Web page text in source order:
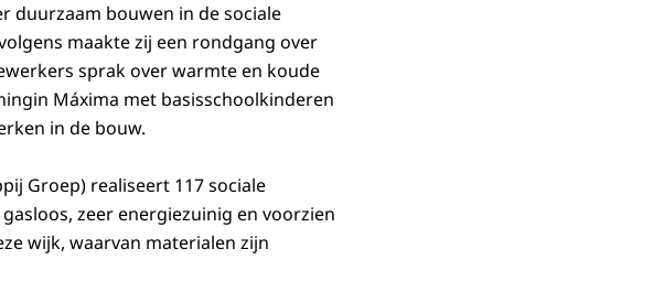
duurzaam bouwen in de sociale
maakte zij een rondgang over
sprak over warmte en koude
Máxima met basisschoolkinderen
in de bouw.
Groep) realiseert 117 sociale
zeer energiezuinig en voorzien
wijk, waarvan materialen zijn